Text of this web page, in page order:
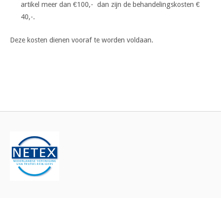
artikel meer dan €100,- dan zijn de behandelingskosten €
40,-.
Deze kosten dienen vooraf te worden voldaan.
navigatie